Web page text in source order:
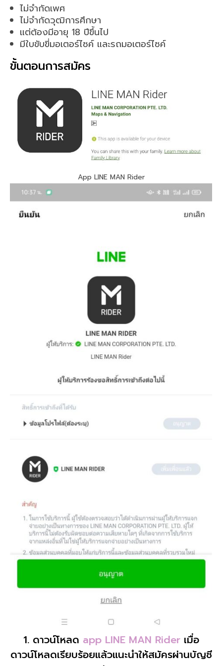
ไม่จำกัดเพศ
ไม่จำกัดวุฒิการศึกษา
แต่ต้องมีอายุ 18 ปีขึ้นไป
มีใบขับขี่มอเตอร์ไซค์ และรถมอเตอร์ไซค์
ขั้นตอนการสมัคร
App LINE MAN Rider
1. ดาวน์โหลด app LINE MAN Riderเมื่อ
ดาวน์โหลดเรียบร้อยแล้วแนะนำให้สมัครผ่านบัญชี